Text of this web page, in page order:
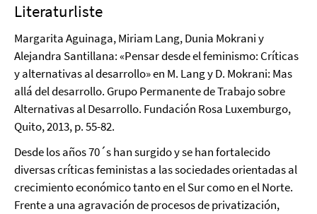
Literaturliste
Margarita Aguinaga, Miriam Lang, Dunia Mokrani y
Alejandra Santillana: «Pensar desde el feminismo: Críticas
y alternativas al desarrollo» en M. Lang y D. Mokrani: Mas
allá del desarrollo. Grupo Permanente de Trabajo sobre
Alternativas al Desarrollo. Fundación Rosa Luxemburgo,
Quito, 2013, p. 55-82.
Desde los años 70´s han surgido y se han fortalecido
diversas críticas feministas a las sociedades orientadas al
crecimiento económico tanto en el Sur como en el Norte.
Frente a una agravación de procesos de privatización,